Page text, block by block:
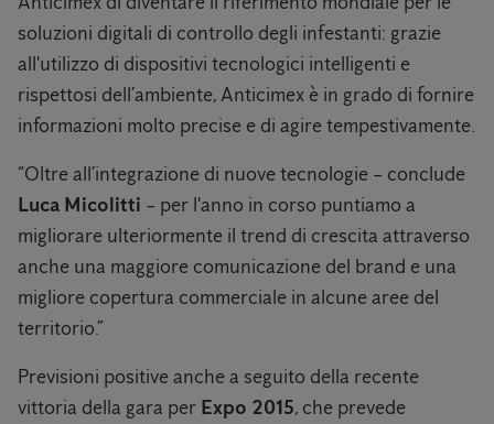
soluzioni digitali di controllo degli infestanti: grazie
all'utilizzo di dispositivi tecnologici intelligenti e
rispettosi dell’ambiente, Anticimex è in grado di fornire
informazioni molto precise e di agire tempestivamente.
“Oltre all’integrazione di nuove tecnologie – conclude
Luca Micolitti – per l'anno in corso puntiamo a
migliorare ulteriormente il trend di crescita attraverso
anche una maggiore comunicazione del brand e una
migliore copertura commerciale in alcune aree del
territorio.”
Previsioni positive anche a seguito della recente
vittoria della gara per Expo 2015, che prevede